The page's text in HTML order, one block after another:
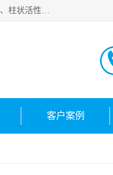
北京中航豫泓环保技术有限公司主要生产经营蜂窝状活性炭、椰子壳活性炭、污水絮凝剂、颗粒活性炭、净水活性炭、柱状活性炭等水处理和空气净化产品，品质信赖、服务保障。是您理想的合作伙伴。欢迎来电咨询！
客户案例